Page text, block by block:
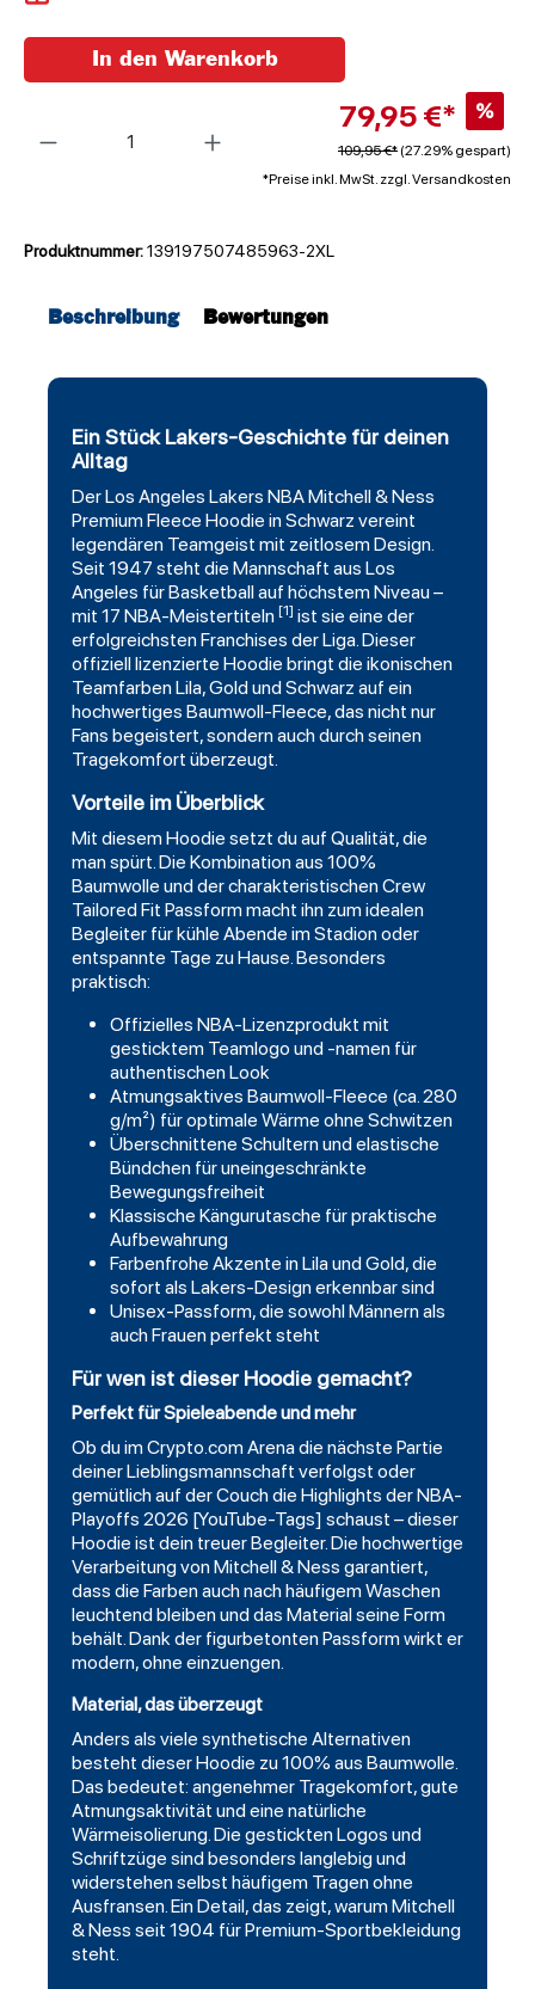
79,95 €* %
109,95 €* (27.29% gespart)
*Preise inkl. MwSt. zzgl. Versandkosten
In den Warenkorb
Produktnummer:139197507485963-2XL
Beschreibung Bewertungen
Ein Stück Lakers-Geschichte für deinen
Alltag
DerLos Angeles Lakers NBAMitchell& Ness
Premium Fleece Hoodie in Schwarz vereint
legendären Teamgeist mit zeitlosem Design.
Seit 1947 steht die Mannschaft aus Los
Angeles für Basketball auf höchstem Niveau –
mit 17 NBA-Meistertiteln [1] ist sie eine der
erfolgreichsten Franchises der Liga. Dieser
offiziell lizenzierte Hoodie bringt die ikonischen
Teamfarben Lila, Gold und Schwarz auf ein
hochwertiges Baumwoll-Fleece, das nicht nur
Fans begeistert, sondern auch durch seinen
Tragekomfort überzeugt.
Vorteile im Überblick
Mit diesem Hoodie setzt du auf Qualität, die
man spürt. Die Kombination aus 100%
Baumwolle und der charakteristischen Crew
Tailored Fit Passform macht ihn zum idealen
Begleiter für kühle Abende im Stadion oder
entspannte Tage zu Hause. Besonders
praktisch:
Offizielles NBA-Lizenzprodukt mit
gesticktem Teamlogo und -namen für
authentischen Look
Atmungsaktives Baumwoll-Fleece (ca. 280
g/m²) für optimale Wärme ohne Schwitzen
Überschnittene Schultern und elastische
Bündchen für uneingeschränkte
Bewegungsfreiheit
Klassische Kängurutasche für praktische
Aufbewahrung
Farbenfrohe Akzente in Lila und Gold, die
sofort als Lakers-Design erkennbar sind
Unisex-Passform, die sowohl Männern als
auch Frauen perfekt steht
Für wen ist dieser Hoodie gemacht?
Perfekt für Spieleabende und mehr
Ob du im Crypto.com Arena die nächste Partie
deiner Lieblingsmannschaft verfolgst oder
gemütlich auf der Couch die Highlights der NBA-
Playoffs 2026 [YouTube-Tags] schaust – dieser
Hoodie ist dein treuer Begleiter. Die hochwertige
Verarbeitung von Mitchell & Ness garantiert,
dass die Farben auch nach häufigem Waschen
leuchtend bleiben und das Material seine Form
behält. Dank der figurbetonten Passform wirkt er
modern, ohne einzuengen.
Material, das überzeugt
Anders als viele synthetische Alternativen
besteht dieser Hoodie zu 100% aus Baumwolle.
Das bedeutet: angenehmer Tragekomfort, gute
Atmungsaktivität und eine natürliche
Wärmeisolierung. Die gestickten Logos und
Schriftzüge sind besonders langlebig und
widerstehen selbst häufigem Tragen ohne
Ausfransen. Ein Detail, das zeigt, warum Mitchell
& Ness seit 1904 für Premium-Sportbekleidung
steht.